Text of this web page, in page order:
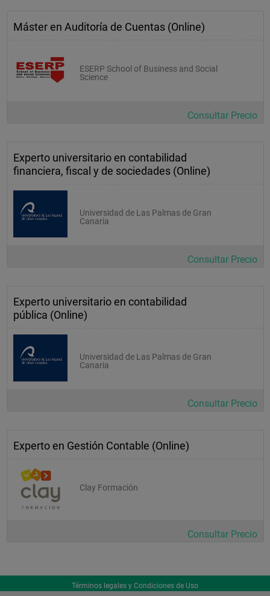
Máster en Auditoría de Cuentas (Online)
ESERP School of Business and Social
Science
Consultar Precio
Experto universitario en contabilidad
financiera, fiscal y de sociedades (Online)
Universidad de Las Palmas de Gran
Canaria
Consultar Precio
Experto universitario en contabilidad
pública (Online)
Universidad de Las Palmas de Gran
Canaria
Consultar Precio
Experto en Gestión Contable (Online)
Clay Formación
Consultar Precio
Términos legales y Condiciones de Uso